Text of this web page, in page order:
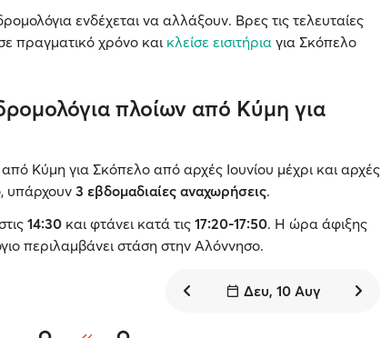
ενδέχεται να αλλάξουν. Βρες τις τελευταίες
πραγματικό χρόνο και κλείσε εισιτήρια για Σκόπελο
πλοίων από Κύμη για
Κύμη για Σκόπελο από αρχές Ιουνίου μέχρι και αρχές
υπάρχουν3 εβδομαδιαίες αναχωρήσεις.
14:30 και φτάνει κατά τις 17:20-17:50. Η ώρα άφιξης
περιλαμβάνει στάση στην Αλόννησο.
Δευ, 10 Αυγ